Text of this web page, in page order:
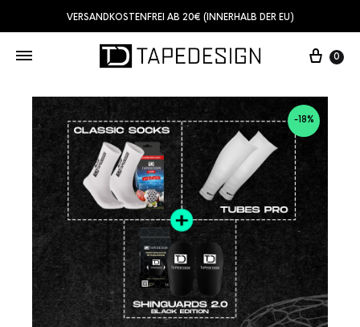
VERSANDKOSTENFREI AB 20€ (INNERHALB DER EU)
0
-18%